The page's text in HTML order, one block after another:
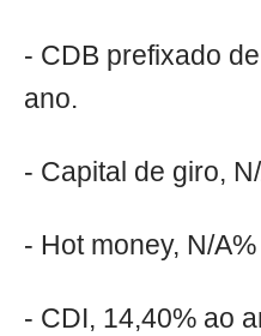
- CDB prefixado
ano.
- Capital de giro,
- Hot money, N/
- CDI, 14,40% ao